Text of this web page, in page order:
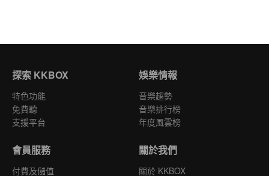
探索 KKBOX
特色功能
免費聽
支援平台
娛樂情報
音樂趨勢
音樂排行榜
年度風雲榜
會員服務
付費及儲值
關於我們
關於 KKBOX